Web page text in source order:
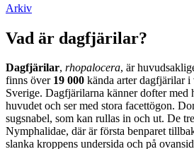
Arkiv
Vad är dagfjärilar?
Dagfjärilar, rhopalocera, är
finns över 19 000 kända arter dagfjärilar
Sverige. Dagfjärilarna känner dofter med
huvudet och ser med stora facettögon.
sugsnabel, som kan rullas in och ut. De
Nymphalidae, där är första benparet
slanka kroppens undersida och på